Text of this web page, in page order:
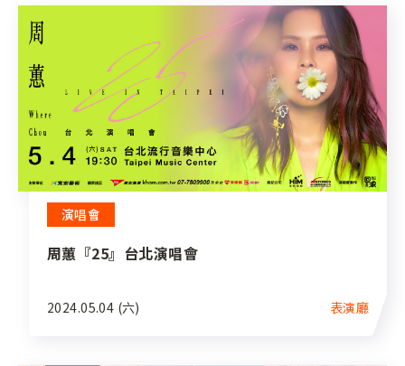
演唱會
周蕙『25』台北演唱會
2024.05.04 (六) 表演廳